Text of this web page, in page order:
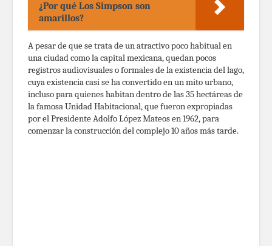
¿Por qué Los Simpson son
amarillos?
A pesar de que se trata de un atractivo poco habitual en
una ciudad como la capital mexicana, quedan pocos
registros audiovisuales o formales de la existencia del lago,
cuya existencia casi se ha convertido en un mito urbano,
incluso para quienes habitan dentro de las 35 hectáreas de
la famosa Unidad Habitacional, que fueron expropiadas
por el Presidente Adolfo López Mateos en 1962, para
comenzar la construcción del complejo 10 años más tarde.